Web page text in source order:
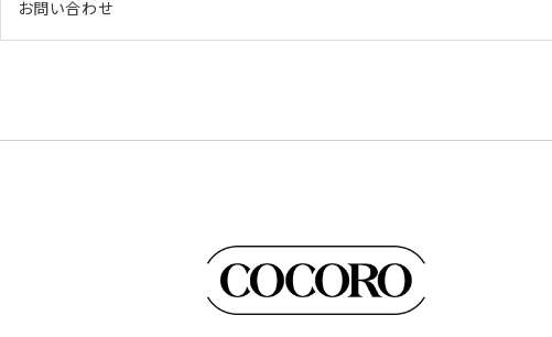
お問い合わせ